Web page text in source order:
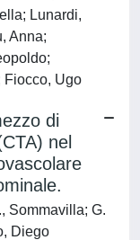
Lunardi,
Anna;
Fiocco, Ugo
di
nel
Sommavilla; G.
Diego